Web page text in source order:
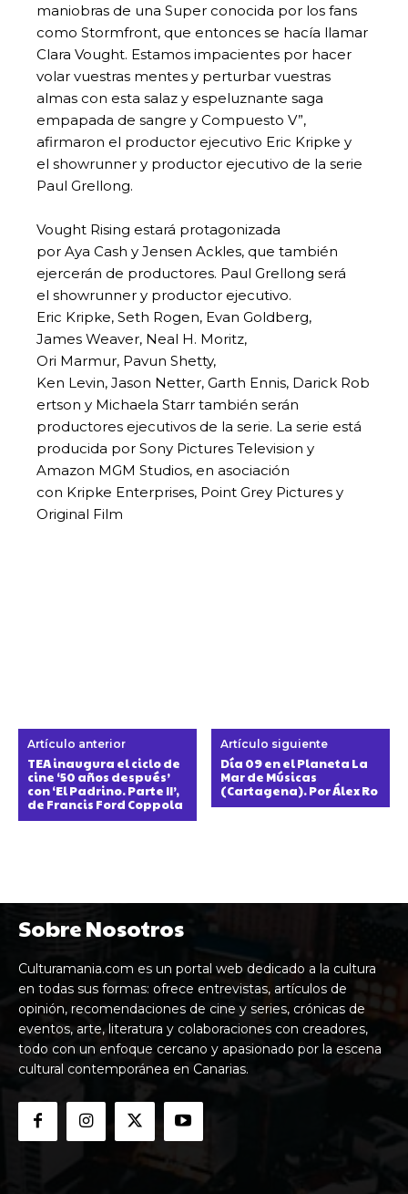
maniobras de una Super conocida por los fans
como Stormfront, que entonces se hacía llamar
Clara Vought. Estamos impacientes por hacer
volar vuestras mentes y perturbar vuestras
almas con esta salaz y espeluznante saga
empapada de sangre y Compuesto V”,
afirmaron el productor ejecutivo Eric Kripke y
el showrunner y productor ejecutivo de la serie
Paul Grellong.
Vought Rising estará protagonizada
por Aya Cash y Jensen Ackles, que también
ejercerán de productores. Paul Grellong será
el showrunner y productor ejecutivo.
Eric Kripke, Seth Rogen, Evan Goldberg,
James Weaver, Neal H. Moritz,
Ori Marmur, Pavun Shetty,
Ken Levin, Jason Netter, Garth Ennis, Darick Rob
ertson y Michaela Starr también serán
productores ejecutivos de la serie. La serie está
producida por Sony Pictures Television y
Amazon MGM Studios, en asociación
con Kripke Enterprises, Point Grey Pictures y
Original Film
Artículo anterior
TEA inaugura el ciclo de
cine ‘50 años después’
con ‘El Padrino. Parte II’,
de Francis Ford Coppola
Artículo siguiente
Día 09 en el Planeta La
Mar de Músicas
(Cartagena). Por Álex Ro
Sobre Nosotros
Culturamania.com es un portal web dedicado a la cultura
en todas sus formas: ofrece entrevistas, artículos de
opinión, recomendaciones de cine y series, crónicas de
eventos, arte, literatura y colaboraciones con creadores,
todo con un enfoque cercano y apasionado por la escena
cultural contemporánea en Canarias.